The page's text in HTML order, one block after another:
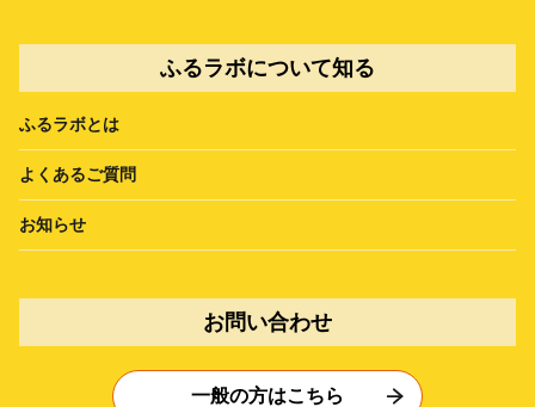
ふるラボについて知る
ふるラボとは
よくあるご質問
お知らせ
お問い合わせ
一般の方はこちら